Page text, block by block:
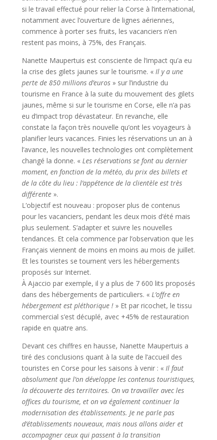
si le travail effectué pour relier la Corse à l’international,
notamment avec l’ouverture de lignes aériennes,
commence à porter ses fruits, les vacanciers n’en
restent pas moins, à 75%, des Français.
Nanette Maupertuis est consciente de l’impact qu’a eu
la crise des gilets jaunes sur le tourisme. « Il y a une
perte de 850 millions d’euros» sur l’industrie du
tourisme en France à la suite du mouvement des gilets
jaunes, même si sur le tourisme en Corse, elle n’a pas
eu d’impact trop dévastateur. En revanche, elle
constate la façon très nouvelle qu’ont les voyageurs à
planifier leurs vacances. Finies les réservations un an à
l’avance, les nouvelles technologies ont complètement
changé la donne. « Les réservations se font au dernier
moment, en fonction de la météo, du prix des billets et
de la côte du lieu : l’appétence de la clientèle est très
différente».
L’objectif est nouveau : proposer plus de contenus
pour les vacanciers, pendant les deux mois d’été mais
plus seulement. S’adapter et suivre les nouvelles
tendances. Et cela commence par l’observation que les
Français viennent de moins en moins au mois de juillet.
Et les touristes se tournent vers les hébergements
proposés sur Internet.
À Ajaccio par exemple, il y a plus de 7 600 lits proposés
dans des hébergements de particuliers. « L’offre en
hébergement est pléthorique !» Et par ricochet, le tissu
commercial s’est décuplé, avec +45% de restauration
rapide en quatre ans.
Devant ces chiffres en hausse, Nanette Maupertuis a
tiré des conclusions quant à la suite de l’accueil des
touristes en Corse pour les saisons à venir : « Il faut
absolument que l’on développe les contenus touristiques,
la découverte des territoires. On va travailler avec les
offices du tourisme, et on va également continuer la
modernisation des établissements. Je ne parle pas
d’établissements nouveaux, mais nous allons aider et
accompagner ceux qui passent à la transition